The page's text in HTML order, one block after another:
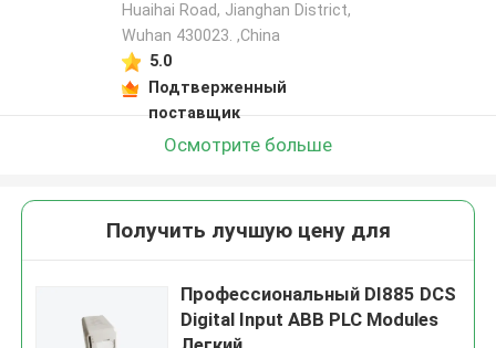
Huaihai Road, Jianghan District,
Wuhan 430023. ,China
5.0
Подтверженный
поставщик
Осмотрите больше
Получить лучшую цену для
Профессиональный DI885 DCS
Digital Input ABB PLC Modules